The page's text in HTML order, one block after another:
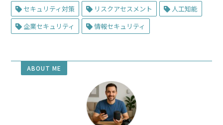
セキュリティ対策
リスクアセスメント
人工知能
企業セキュリティ
情報セキュリティ
ABOUT ME